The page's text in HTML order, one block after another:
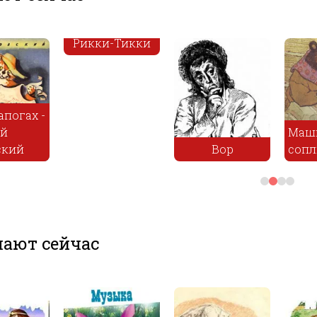
-
Рикки-Тикки
Вор
сейчас